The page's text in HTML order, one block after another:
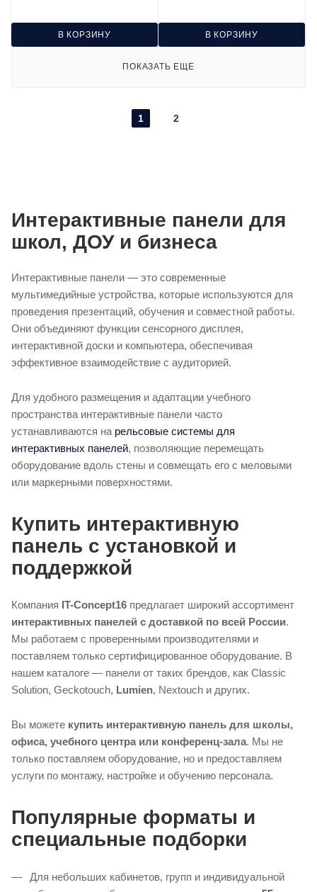
В КОРЗИНУ В КОРЗИНУ
ПОКАЗАТЬ ЕЩЕ
1 2
Интерактивные панели для
школ, ДОУ и бизнеса
Интерактивные панели — это современные
мультимедийные устройства, которые используются для
проведения презентаций, обучения и совместной работы.
Они объединяют функции сенсорного дисплея,
интерактивной доски и компьютера, обеспечивая
эффективное взаимодействие с аудиторией.
Для удобного размещения и адаптации учебного
пространства интерактивные панели часто
устанавливаются на рельсовые системы для
интерактивных панелей, позволяющие перемещать
оборудование вдоль стены и совмещать его с меловыми
или маркерными поверхностями.
Купить интерактивную
панель с установкой и
поддержкой
Компания IT-Concept16 предлагает широкий ассортимент
интерактивных панелей с доставкой по всей России.
Мы работаем с проверенными производителями и
поставляем только сертифицированное оборудование. В
нашем каталоге — панели от таких брендов, как Classic
Solution, Geckotouch, Lumien, Nextouch и других.
Вы можете купить интерактивную панель для школы,
офиса, учебного центра или конференц-зала. Мы не
только поставляем оборудование, но и предоставляем
услуги по монтажу, настройке и обучению персонала.
Популярные форматы и
специальные подборки
Для небольших кабинетов, групп и индивидуальной